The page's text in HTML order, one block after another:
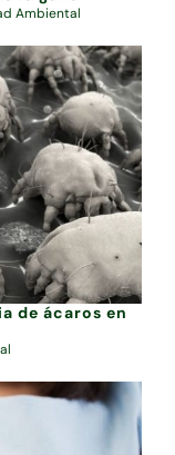
Ambiental
de ácaros en